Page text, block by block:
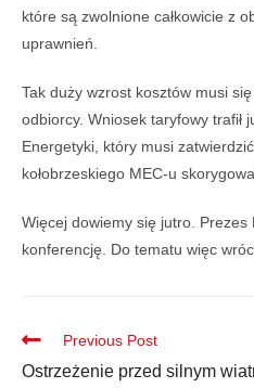
które są zwolnione całkowicie z
uprawnień.
Tak duży wzrost kosztów musi
odbiorcy. Wniosek taryfowy trafił
Energetyki, który musi
kołobrzeskiego MEC-u
Więcej dowiemy się jutro. Prezes
konferencję. Do tematu więc
Previous Post
Ostrzeżenie przed silnym